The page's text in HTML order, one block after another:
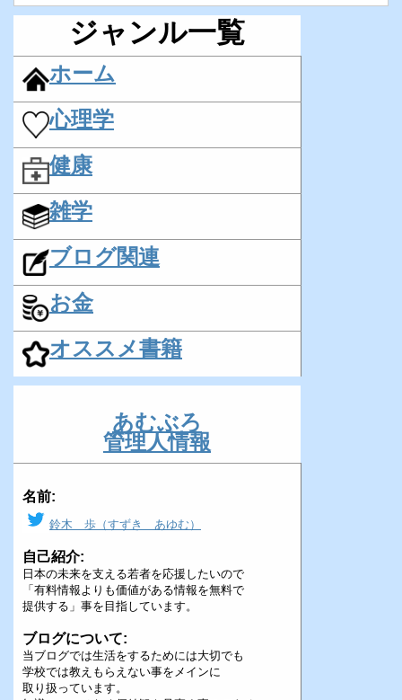
ジャンル一覧
ホーム
心理学
健康
雑学
ブログ関連
お金
オススメ書籍
あむぶろ
管理人情報
名前:
鈴木 歩（すずき あゆむ）
自己紹介:
日本の未来を支える若者を応援したいので
「有料情報よりも価値がある情報を無料で
提供する」事を目指しています。
ブログについて:
当ブログでは生活をするためには大切でも
学校では教えもらえない事をメインに
取り扱っています。